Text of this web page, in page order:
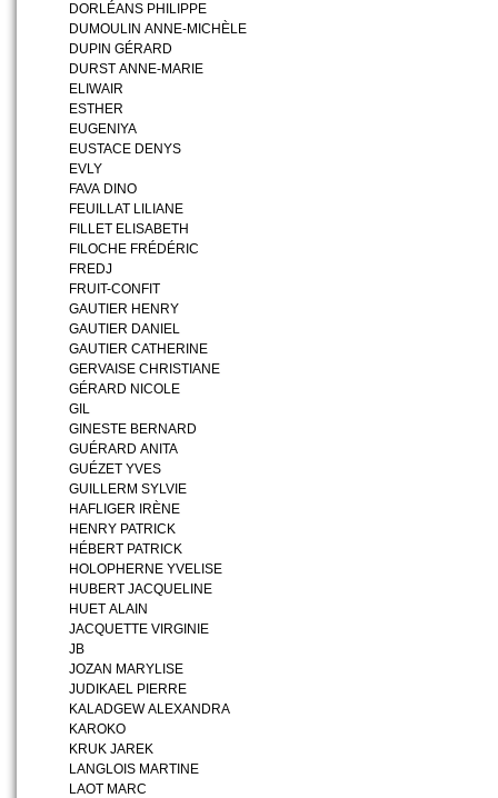
DORLÉANS PHILIPPE
DUMOULIN ANNE-MICHÈLE
DUPIN GÉRARD
DURST ANNE-MARIE
ELIWAIR
ESTHER
EUGENIYA
EUSTACE DENYS
EVLY
FAVA DINO
FEUILLAT LILIANE
FILLET ELISABETH
FILOCHE FRÉDÉRIC
FREDJ
FRUIT-CONFIT
GAUTIER HENRY
GAUTIER DANIEL
GAUTIER CATHERINE
GERVAISE CHRISTIANE
GÉRARD NICOLE
GIL
GINESTE BERNARD
GUÉRARD ANITA
GUÉZET YVES
GUILLERM SYLVIE
HAFLIGER IRÈNE
HENRY PATRICK
HÉBERT PATRICK
HOLOPHERNE YVELISE
HUBERT JACQUELINE
HUET ALAIN
JACQUETTE VIRGINIE
JB
JOZAN MARYLISE
JUDIKAEL PIERRE
KALADGEW ALEXANDRA
KAROKO
KRUK JAREK
LANGLOIS MARTINE
LAOT MARC